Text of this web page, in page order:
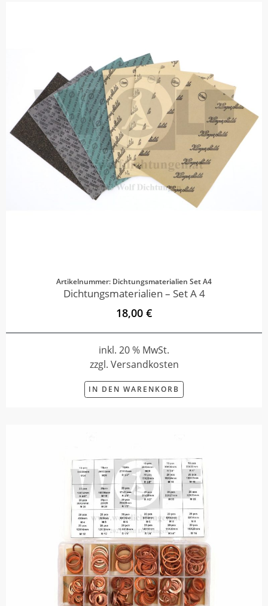
Artikelnummer: Dichtungsmaterialien Set A4
Dichtungsmaterialien – Set A 4
18,00 €
inkl. 20 % MwSt.
zzgl. Versandkosten
IN DEN WARENKORB